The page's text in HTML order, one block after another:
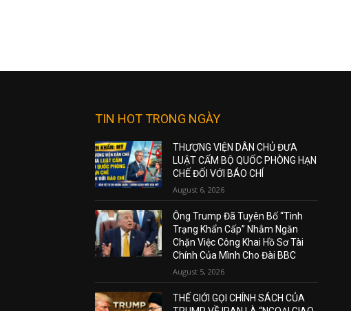
TIN HOT TRONG NGÀY
THƯỢNG VIỆN DÂN CHỦ ĐƯA
LUẬT CẤM BỘ QUỐC PHÒNG HẠN
CHẾ ĐỐI VỚI BÁO CHÍ
August 6, 2026
Ông Trump Đã Tuyên Bố “Tình
Trạng Khẩn Cấp” Nhằm Ngăn
Chặn Việc Công Khai Hồ Sơ Tài
Chính Của Mình Cho Đài BBC
August 5, 2026
THẾ GIỚI GỌI CHÍNH SÁCH CỦA